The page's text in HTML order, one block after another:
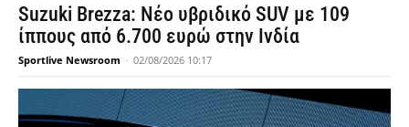
Suzuki Brezza: Νέο υβριδικό SUV με 109
ίππους από 6.700 ευρώ στην Ινδία
Sportlive Newsroom - 02/08/2026 10:17